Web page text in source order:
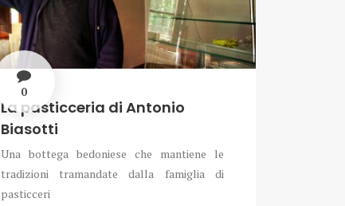
0
La pasticceria di Antonio
Biasotti
Una bottega bedoniese che mantiene le
tradizioni tramandate dalla famiglia di
pasticceri